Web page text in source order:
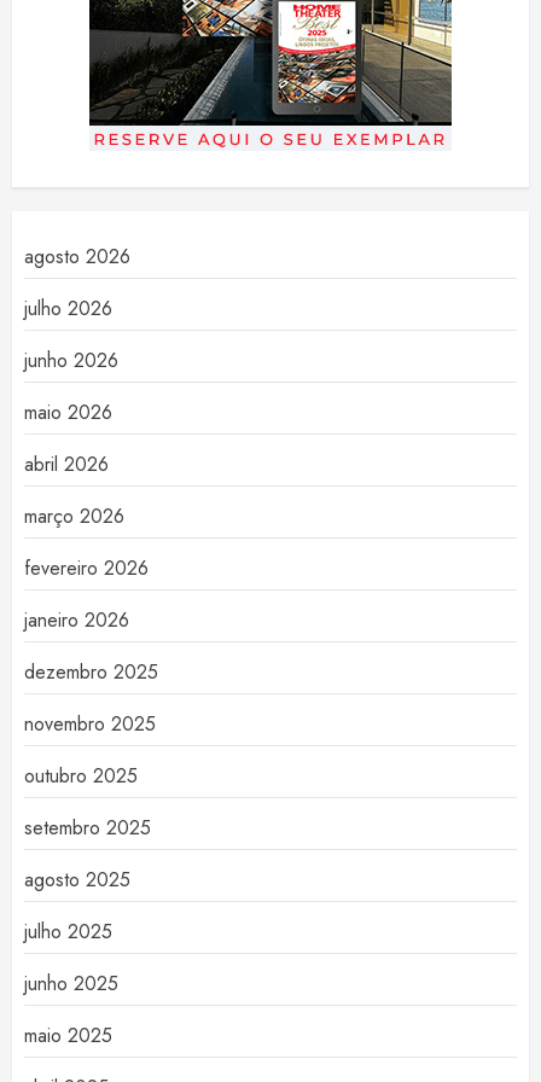
agosto 2026
julho 2026
junho 2026
maio 2026
abril 2026
março 2026
fevereiro 2026
janeiro 2026
dezembro 2025
novembro 2025
outubro 2025
setembro 2025
agosto 2025
julho 2025
junho 2025
maio 2025